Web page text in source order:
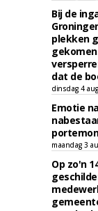
Bij de
plekken
dat de
dinsdag 4
Emotie
maandag 3
Op zo'n